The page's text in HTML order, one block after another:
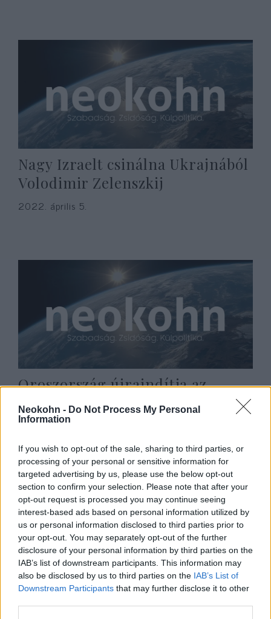
Neokohn - Do Not Process My Personal
Information
If you wish to opt-out of the sale, sharing to third parties, or
processing of your personal or sensitive information for
targeted advertising by us, please use the below opt-out
section to confirm your selection. Please note that after your
opt-out request is processed you may continue seeing
interest-based ads based on personal information utilized by
us or personal information disclosed to third parties prior to
your opt-out. You may separately opt-out of the further
disclosure of your personal information by third parties on the
IAB’s list of downstream participants. This information may
also be disclosed by us to third parties on the IAB’s List of
Downstream Participants that may further disclose it to other
Nagy Izraelt csinálna Ukrajnából
Volodimir Zelenszkij
2022. április 5.
Oroszország újraindítja az
izraeli repülőjáratokat
2022. április 5.
Átverik az autómosók a pészáhra